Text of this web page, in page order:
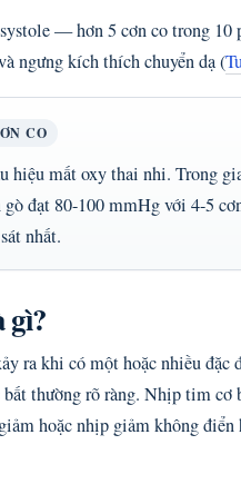
— hơn 5 cơn co trong 10
ngưng kích thích chuyển dạ (
CO
hiệu mất oxy thai nhi. Trong
gò đạt 80-100 mmHg với 4-5
nhất.
gì?
ra khi có một hoặc nhiều đặc
thường rõ ràng. Nhịp tim cơ
hoặc nhịp giảm không điển